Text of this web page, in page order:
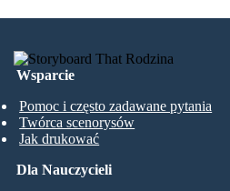
Wsparcie
Pomoc i często zadawane pytania
Twórca scenorysów
Jak drukować
Dla Nauczycieli